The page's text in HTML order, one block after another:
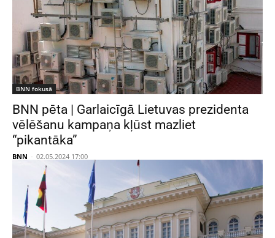
BNN fokusā
BNN pēta | Garlaicīgā Lietuvas prezidenta
vēlēšanu kampaņa kļūst mazliet
“pikantāka”
BNN - 02.05.2024 17:00